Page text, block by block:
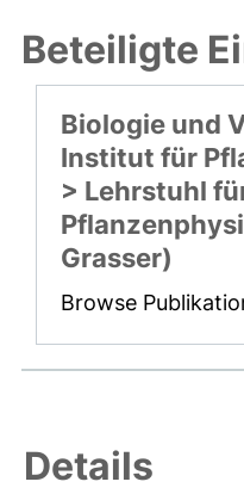
Beteiligte
Biologie und
Institut für
> Lehrstuhl
Grasser)
Browse
Details